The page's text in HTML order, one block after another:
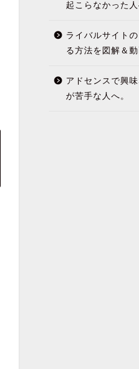
起こらなかった
ライバルサイト
る方法を図解＆
アドセンスで興
が苦手な人へ。